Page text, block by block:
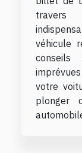
travers
véhicule
votre
plonger